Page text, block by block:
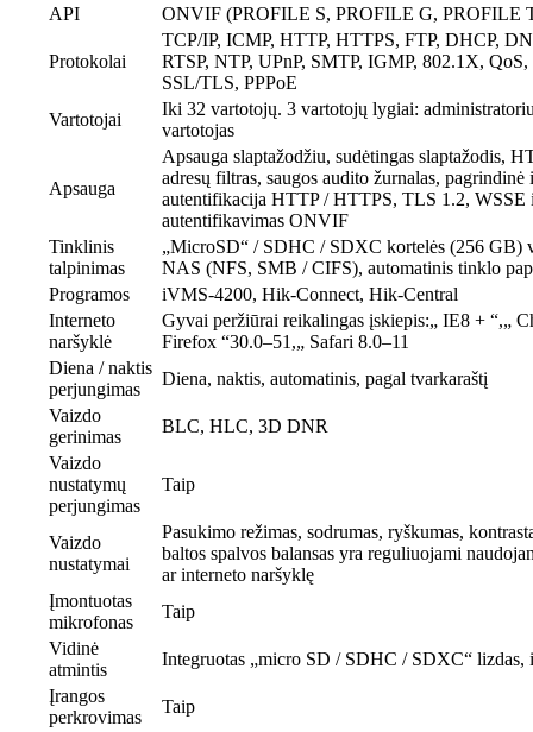
API ONVIF (PROFILE S, PROFILE G, PROFILE
Protokolai
TCP/IP, ICMP, HTTP, HTTPS, FTP, DHCP,
RTSP, NTP, UPnP, SMTP, IGMP, 802.1X,
SSL/TLS, PPPoE
Vartotojai
Iki 32 vartotojų. 3 vartotojų lygiai:
vartotojas
Apsauga
Apsauga slaptažodžiu, sudėtingas slaptažodis,
adresų filtras, saugos audito žurnalas, pagrindinė
autentifikacija HTTP / HTTPS, TLS 1.2, WSSE
autentifikavimas ONVIF
Tinklinis
talpinimas
„MicroSD“ / SDHC / SDXC kortelės (256 GB)
NAS (NFS, SMB / CIFS), automatinis tinklo
Programos
iVMS-4200, Hik-Connect, Hik-Central
Interneto
naršyklė
Gyvai peržiūrai reikalingas įskiepis:„ IE8 + “,„
Firefox “30.0–51,„ Safari 8.0–11
Diena / naktis
perjungimas
Diena, naktis, automatinis, pagal tvarkaraštį
Vaizdo
gerinimas
BLC, HLC, 3D DNR
Vaizdo
nustatymų
perjungimas
Taip
Vaizdo
nustatymai
Pasukimo režimas, sodrumas, ryškumas,
baltos spalvos balansas yra reguliuojami
ar interneto naršyklę
Įmontuotas
mikrofonas
Taip
Vidinė
atmintis
Integruotas „micro SD / SDHC / SDXC“
Įrangos
perkrovimas
Taip